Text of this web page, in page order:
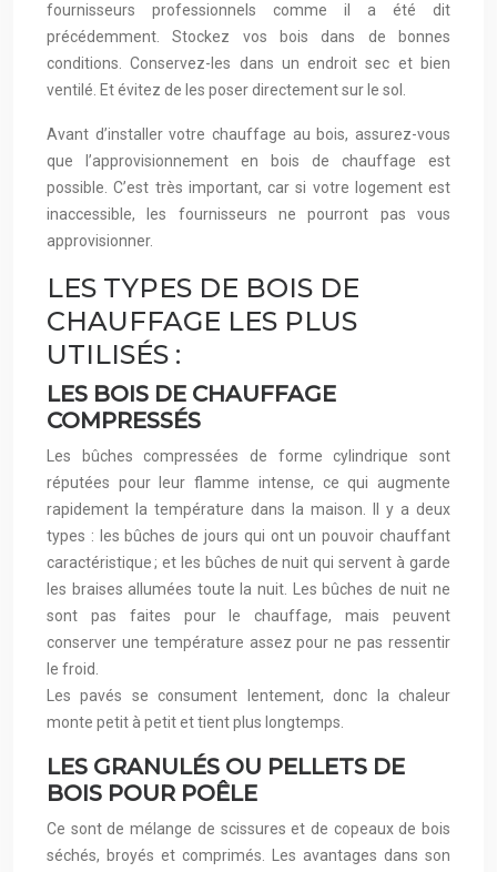
fournisseurs professionnels comme il a été dit
précédemment. Stockez vos bois dans de bonnes
conditions. Conservez-les dans un endroit sec et bien
ventilé. Et évitez de les poser directement sur le sol.
Avant d’installer votre chauffage au bois, assurez-vous
que l’approvisionnement en bois de chauffage est
possible. C’est très important, car si votre logement est
inaccessible, les fournisseurs ne pourront pas vous
approvisionner.
LES TYPES DE BOIS DE
CHAUFFAGE LES PLUS
UTILISÉS :
LES BOIS DE CHAUFFAGE
COMPRESSÉS
Les bûches compressées de forme cylindrique sont
réputées pour leur flamme intense, ce qui augmente
rapidement la température dans la maison. Il y a deux
types : les bûches de jours qui ont un pouvoir chauffant
caractéristique ; et les bûches de nuit qui servent à garde
les braises allumées toute la nuit. Les bûches de nuit ne
sont pas faites pour le chauffage, mais peuvent
conserver une température assez pour ne pas ressentir
le froid.
Les pavés se consument lentement, donc la chaleur
monte petit à petit et tient plus longtemps.
LES GRANULÉS OU PELLETS DE
BOIS POUR POÊLE
Ce sont de mélange de scissures et de copeaux de bois
séchés, broyés et comprimés. Les avantages dans son